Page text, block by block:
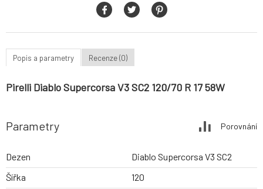
Popis a parametry Recenze (0)
Pirelli Diablo Supercorsa V3 SC2 120/70 R 17 58W
Parametry Porovnání
Dezen
Diablo Supercorsa V3 SC2
Šířka
120